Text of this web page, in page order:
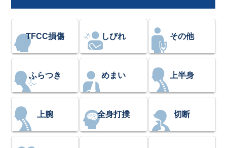
TFCC損傷 しびれ その他
ふらつき めまい 上半身
上腕 全身打撲 切断